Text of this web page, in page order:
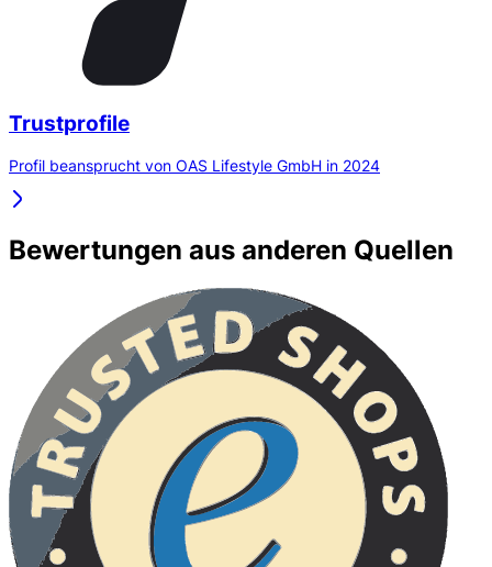
Trustprofile
Profil beansprucht von OAS Lifestyle GmbH in 2024
Bewertungen aus anderen Quellen